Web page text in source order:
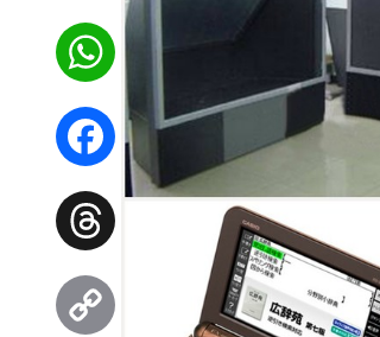
WhatsApp
Facebook
Threads